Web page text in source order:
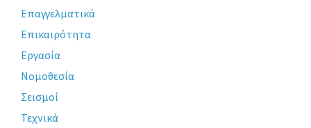
Επαγγελματικά
Επικαιρότητα
Εργασία
Νομοθεσία
Σεισμοί
Τεχνικά